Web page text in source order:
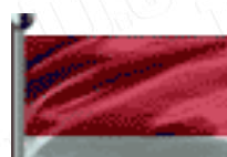
انتقادات و پیشنهادات
עברית